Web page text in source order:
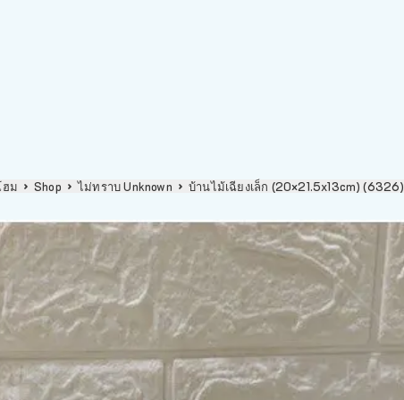
ฮม Shop ไม่ทราบ Unknown บ้านไม้เฉียงเล็ก (20×21.5x13cm) (6326)